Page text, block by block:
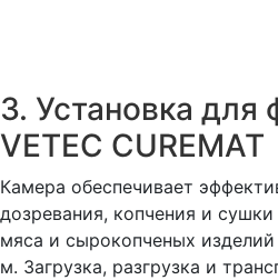
3. Установка для
VETEC CUREMAT
Камера обеспечивает
дозревания, копчения и
мяса и сырокопченых
м. Загрузка, разгрузка и